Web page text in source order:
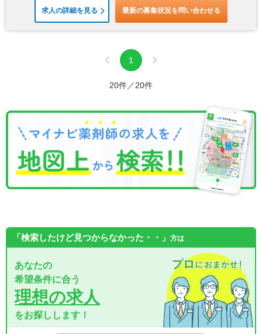
求人の詳細を見る 最新の募集状況を問い合わせる
1
20件／20件
「検索したけど見つからなかった・・」 方は
あなたの
希望条件に合う
理想の求人
をお探しします！